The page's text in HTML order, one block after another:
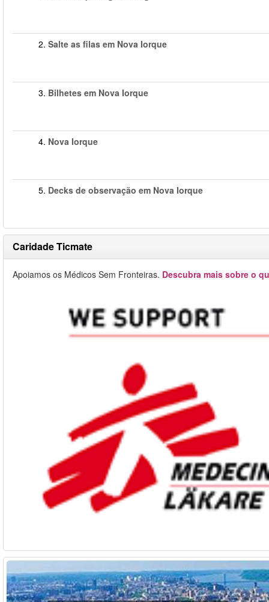
2. Salte as filas em Nova Iorque
3. Bilhetes em Nova Iorque
4. Nova Iorque
5. Decks de observação em Nova Iorque
Caridade Ticmate
Apoiamos os Médicos Sem Fronteiras. Descubra mais sobre o